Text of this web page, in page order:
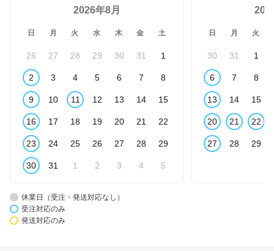
2026年8月
日 月 火 水 木 金 土
26 27 28 29 30 31 1
2 3 4 5 6 7 8
9 10 11 12 13 14 15
16 17 18 19 20 21 22
23 24 25 26 27 28 29
30 31 1 2 3 4 5
日 月 火
30 31 1
6 7 8
13 14 15
20 21 22
27 28 29
休業日（受注・発送対応なし）
受注対応のみ
発送対応のみ